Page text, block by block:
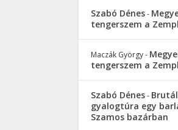
Szabó Dénes-
tengerszem a
Maczák György-
tengerszem a
Szabó Dénes-
gyalogtúra egy
Szamos bazárban